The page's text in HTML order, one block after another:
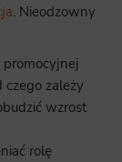
. Nieodzowny
czego zależy
wzrost
rolę